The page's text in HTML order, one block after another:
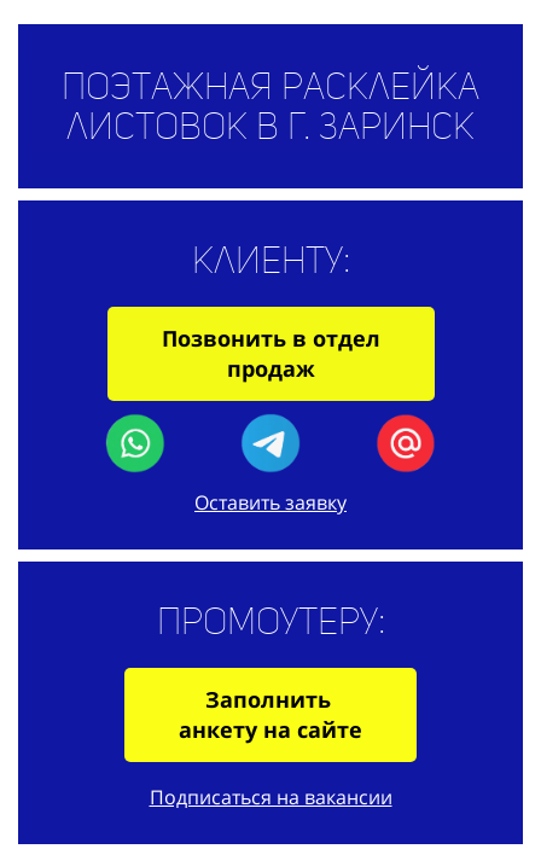
Поэтажная расклейка
листовок в г. Заринск
Клиенту:
Позвонить в отдел
продаж
Оставить заявку
Промоутеру:
Заполнить
анкету на сайте
Подписаться на вакансии